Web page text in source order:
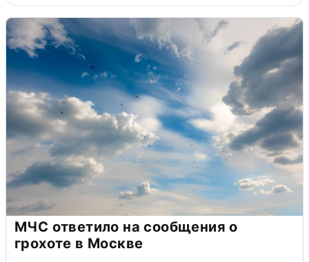
МЧС ответило на сообщения о
грохоте в Москве